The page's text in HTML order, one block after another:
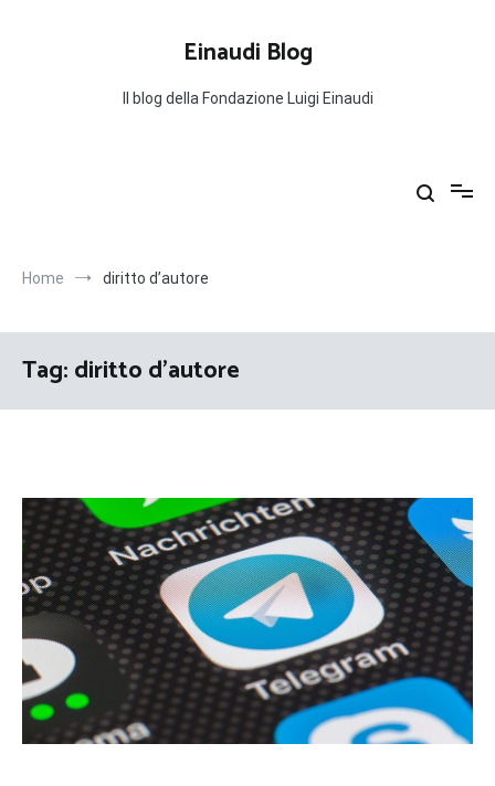
Einaudi Blog
Il blog della Fondazione Luigi Einaudi
Home diritto d’autore
Tag:diritto d’autore